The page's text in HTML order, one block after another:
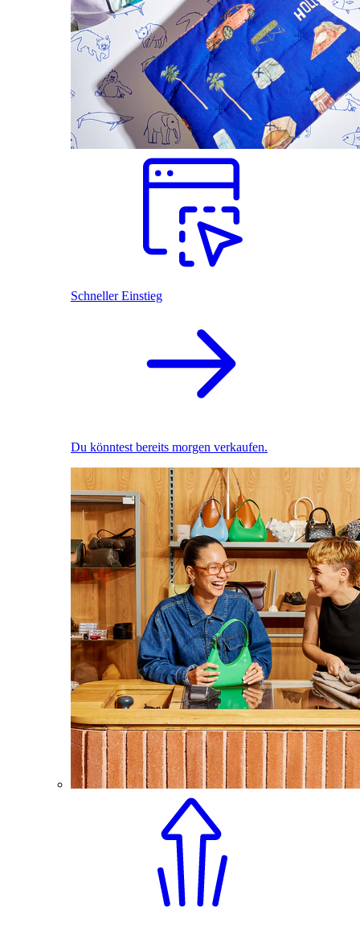
Schneller Einstieg
Du könntest bereits morgen verkaufen.